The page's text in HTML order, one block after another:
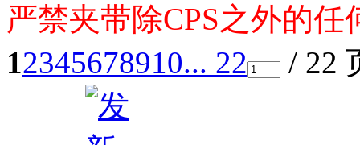
严禁夹带除CPS之外的任
12345678910... 22 / 22